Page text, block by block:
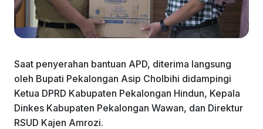
Saat penyerahan bantuan APD, diterima langsung
oleh Bupati Pekalongan Asip Cholbihi didampingi
Ketua DPRD Kabupaten Pekalongan Hindun, Kepala
Dinkes Kabupaten Pekalongan Wawan, dan Direktur
RSUD Kajen Amrozi.